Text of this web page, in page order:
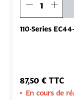
110-Series
87,50 € TTC
En cours de